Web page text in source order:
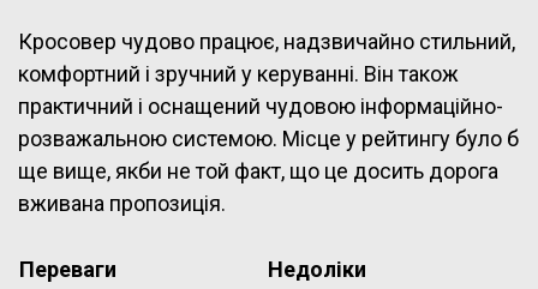
Кросовер чудово працює, надзвичайно стильний,
комфортний і зручний у керуванні. Він також
практичний і оснащений чудовою інформаційно-
розважальною системою. Місце у рейтингу було б
ще вище, якби не той факт, що це досить дорога
вживана пропозиція.
Переваги
Недоліки